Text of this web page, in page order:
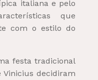
italiana e pelo
que
com o estilo do
festa tradicional
Vinicius decidiram